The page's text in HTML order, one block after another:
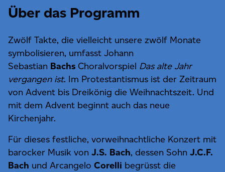
Über das Programm
Zwölf Takte, die vielleicht unsere zwölf Monate
symbolisieren, umfasst Johann
Sebastian Bachs Choralvorspiel Das alte Jahr
vergangen ist. Im Protestantismus ist der Zeitraum
von Advent bis Dreikönig die Weihnachtszeit. Und
mit dem Advent beginnt auch das neue
Kirchenjahr.
Für dieses festliche, vorweihnachtliche Konzert mit
barocker Musik von J.S. Bach, dessen Sohn J.C.F.
Bach und Arcangelo Corelli begrüsst die